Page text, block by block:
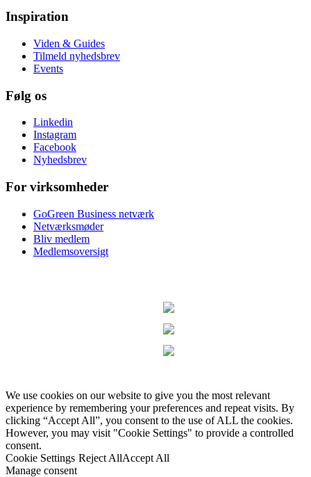
Inspiration
Viden & Guides
Tilmeld nyhedsbrev
Events
Følg os
Linkedin
Instagram
Facebook
Nyhedsbrev
For virksomheder
GoGreen Business netværk
Netværksmøder
Bliv medlem
Medlemsoversigt
We use cookies on our website to give you the most relevant
experience by remembering your preferences and repeat visits. By
clicking “Accept All”, you consent to the use of ALL the cookies.
However, you may visit "Cookie Settings" to provide a controlled
consent.
Cookie Settings Reject AllAccept All
Manage consent